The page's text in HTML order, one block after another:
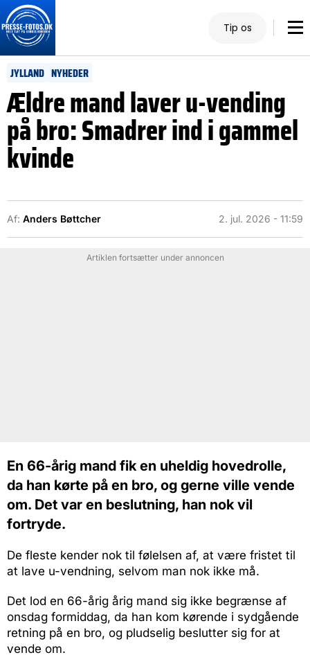
Tip os
JYLLAND NYHEDER
Ældre mand laver u-vending
på bro: Smadrer ind i gammel
kvinde
Af: Anders Bøttcher 2. jul. 2026 - 11:59
Artiklen fortsætter under annoncen
En 66-årig mand fik en uheldig hovedrolle,
da han kørte på en bro, og gerne ville vende
om. Det var en beslutning, han nok vil
fortryde.
De fleste kender nok til følelsen af, at være fristet til
at lave u-vendning, selvom man nok ikke må.
Det lod en 66-årig årig mand sig ikke begrænse af
onsdag formiddag, da han kom kørende i sydgående
retning på en bro, og pludselig beslutter sig for at
vende om.